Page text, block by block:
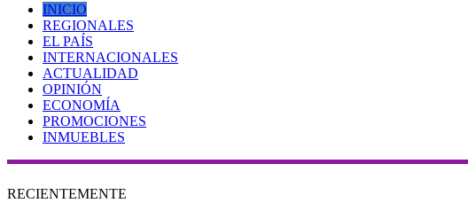
INICIO
REGIONALES
EL PAÍS
INTERNACIONALES
ACTUALIDAD
OPINIÓN
ECONOMÍA
PROMOCIONES
INMUEBLES
RECIENTEMENTE